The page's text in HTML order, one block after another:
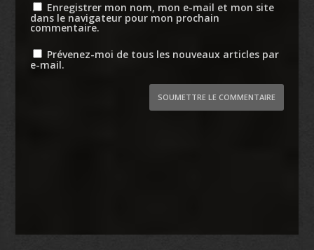
Enregistrer mon nom, mon e-mail et mon site
dans le navigateur pour mon prochain
commentaire.
Prévenez-moi de tous les nouveaux articles par
e-mail.
SOUMETTRE LE COMMENTAIRE